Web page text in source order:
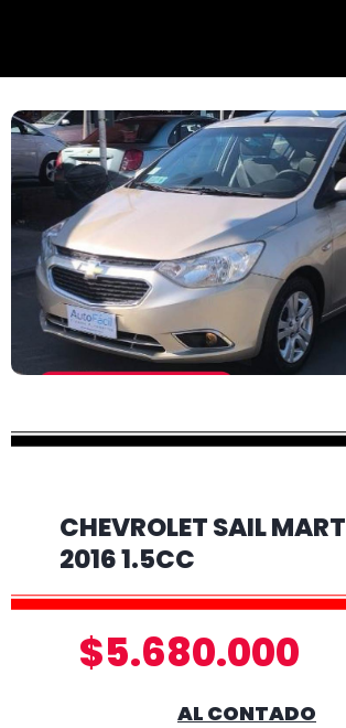
CHEVROLET SAIL MART
2016 1.5CC
$5.680.000
AL CONTADO